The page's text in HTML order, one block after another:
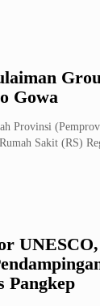
Gowa
Provinsi
Sakit (RS)
Pangkep